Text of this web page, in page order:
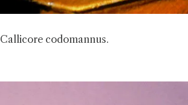
Callicore codomannus.